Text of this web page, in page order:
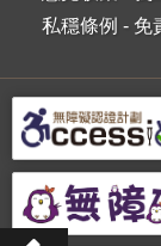
私穩條例 - 免